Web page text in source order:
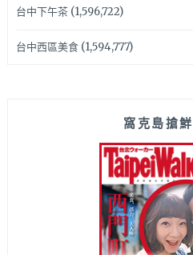
台中下午茶(1,596,722)
台中西區美食(1,594,777)
窩克島搶